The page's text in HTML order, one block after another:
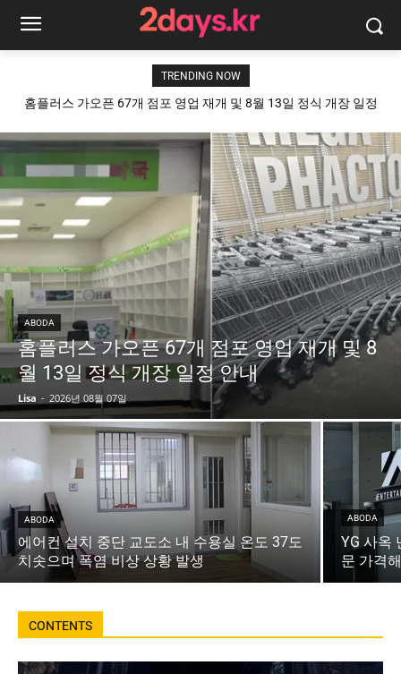
TRENDING NOW
홈플러스 가오픈 67개 점포 영업 재개 및 8월 13일 정식 개장 일정
ABODA
홈플러스 가오픈 67개 점포 영업 재개 및 8
월 13일 정식 개장 일정 안내
Lisa - 2026년 08월 07일
ABODA
에어컨 설치 중단 교도소 내 수용실 온도 37도
치솟으며 폭염 비상 상황 발생
ABODA
YG 사옥
문 가격
CONTENTS